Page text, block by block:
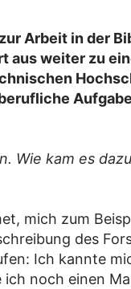
Arbeit in der
aus weiter zu
Wie kam es
mich zum
des
Ich kannte
noch einen